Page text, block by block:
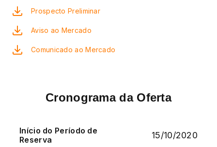
Prospecto Preliminar
Aviso ao Mercado
Comunicado ao Mercado
Cronograma da Oferta
Início do Período de
Reserva
15/10/2020